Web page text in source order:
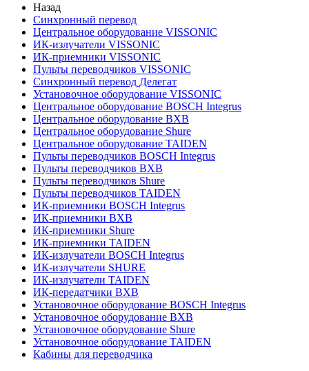
Назад
Синхронный перевод
Центральное оборудование VISSONIC
ИК-излучатели VISSONIC
ИК-приемники VISSONIC
Пульты переводчиков VISSONIC
Синхронный перевод Делегат
Установочное оборудование VISSONIC
Центральное оборудование BOSCH Integrus
Центральное оборудование BXB
Центральное оборудование Shure
Центральное оборудование TAIDEN
Пульты переводчиков BOSCH Integrus
Пульты переводчиков BXB
Пульты переводчиков Shure
Пульты переводчиков TAIDEN
ИК-приемники BOSCH Integrus
ИК-приемники BXB
ИК-приемники Shure
ИК-приемники TAIDEN
ИК-излучатели BOSCH Integrus
ИК-излучатели SHURE
ИК-излучатели TAIDEN
ИК-передатчики BXB
Установочное оборудование BOSCH Integrus
Установочное оборудование BXB
Установочное оборудование Shure
Установочное оборудование TAIDEN
Кабины для переводчика